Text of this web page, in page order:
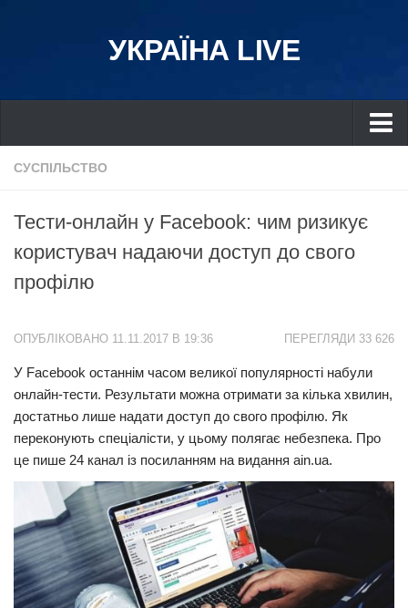
УКРАЇНА LIVE
Україна
Дніпро
Львів
Івано-Франківськ
Донбас
Одеса
Прикарпаття
Економіка
Політика
Світ
Цікаво
Наука
СУСПІЛЬСТВО
Тести-онлайн у Facebook: чим ризикує
користувач надаючи доступ до свого
профілю
ПЕРЕГЛЯДИ 33 626
ОПУБЛІКОВАНО 11.11.2017 В 19:36
У Facebook останнім часом великої популярності набули
онлайн-тести. Результати можна отримати за кілька хвилин,
достатньо лише надати доступ до свого профілю. Як
переконують спеціалісти, у цьому полягає небезпека. Про
це пише 24 канал із посиланням на видання ain.ua.